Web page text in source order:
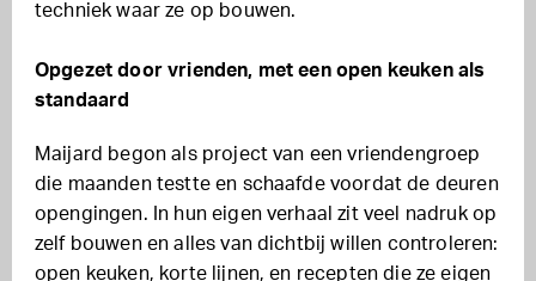
techniek waar ze op bouwen.
Opgezet door vrienden, met een open keuken als
standaard
Maijard begon als project van een vriendengroep
die maanden testte en schaafde voordat de deuren
opengingen. In hun eigen verhaal zit veel nadruk op
zelf bouwen en alles van dichtbij willen controleren:
open keuken, korte lijnen, en recepten die ze eigen